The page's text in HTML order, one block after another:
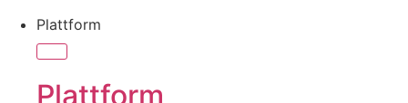
Plattform
Plattform